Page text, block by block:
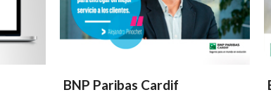
BNP Paribas Cardif